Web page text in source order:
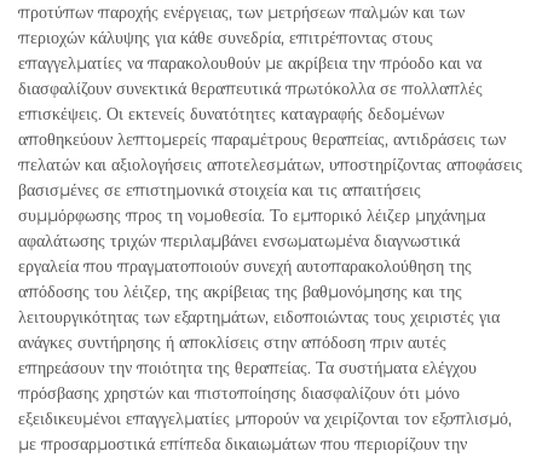
προτύπων παροχής ενέργειας, των μετρήσεων παλμών και των
περιοχών κάλυψης για κάθε συνεδρία, επιτρέποντας στους
επαγγελματίες να παρακολουθούν με ακρίβεια την πρόοδο και να
διασφαλίζουν συνεκτικά θεραπευτικά πρωτόκολλα σε πολλαπλές
επισκέψεις. Οι εκτενείς δυνατότητες καταγραφής δεδομένων
αποθηκεύουν λεπτομερείς παραμέτρους θεραπείας, αντιδράσεις των
πελατών και αξιολογήσεις αποτελεσμάτων, υποστηρίζοντας αποφάσεις
βασισμένες σε επιστημονικά στοιχεία και τις απαιτήσεις
συμμόρφωσης προς τη νομοθεσία. Το εμπορικό λέιζερ μηχάνημα
αφαλάτωσης τριχών περιλαμβάνει ενσωματωμένα διαγνωστικά
εργαλεία που πραγματοποιούν συνεχή αυτοπαρακολούθηση της
απόδοσης του λέιζερ, της ακρίβειας της βαθμονόμησης και της
λειτουργικότητας των εξαρτημάτων, ειδοποιώντας τους χειριστές για
ανάγκες συντήρησης ή αποκλίσεις στην απόδοση πριν αυτές
επηρεάσουν την ποιότητα της θεραπείας. Τα συστήματα ελέγχου
πρόσβασης χρηστών και πιστοποίησης διασφαλίζουν ότι μόνο
εξειδικευμένοι επαγγελματίες μπορούν να χειρίζονται τον εξοπλισμό,
με προσαρμοστικά επίπεδα δικαιωμάτων που περιορίζουν την